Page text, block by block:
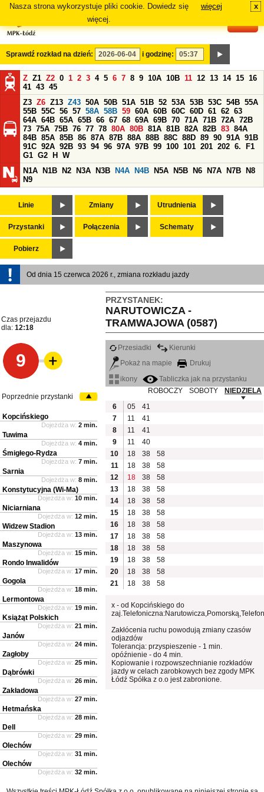
Nasza strona wykorzystuje pliki cookie. Dowiedz się
więcej.
więcej x
Sprawdź rozkład na dzień: i godzinę:
Z Z1 Z2 0 1 2 3 4 5 6 7 8 9 10A 10B 11 12 13 14 15 16
41 43 45
Z3 Z6 Z13 Z43 50A 50B 51A 51B 52 53A 53B 53C 54B 55A
55B 55C 56 57 58A 58B 59 60A 60B 60C 60D 61 62 63
64A 64B 65A 65B 66 67 68 69A 69B 70 71A 71B 72A 72B
73 75A 75B 76 77 78 80A 80B 81A 81B 82A 82B 83 84A
84B 85A 85B 86 87A 87B 88A 88B 88C 88D 89 90 91A 91B
91C 92A 92B 93 94 96 97A 97B 99 100 101 201 202 6.
F1
G1 G2 H
W
N1A
N1B N2 N3A N3B N4A N4B N5A N5B N6 N7A N7B
N8
N9
Linie Zmiany Utrudnienia
Przystanki Połączenia Schematy
Pobierz
Od dnia 15 czerwca 2026 r., zmiana rozkładu jazdy
PRZYSTANEK:
NARUTOWICZA -
TRAMWAJOWA (0587)
Czas przejazdu
dla: 12:18
9
Przesiadki
Kierunki
Pokaż na mapie
Drukuj
ikony
Tabliczka jak na przystanku
ROBOCZY
SOBOTY
NIEDZIELA
6
05
41
7
11
41
8
11
41
9
11
40
10
18 38
58
11
18 38
58
12
18 38
58
13
18 38
58
14
18 38
58
15
18 38
58
16
18 38
58
17
18 38
58
18
18 38
58
19
18 38
58
20
18 38
58
21
18 38 58
x - od Kopcińskiego do
Zakłócenia ruchu powodują zmiany czasów
odjazdów
Tolerancja: przyspieszenie - 1 min.
opóźnienie - do 4 min.
Kopiowanie i rozpowszechnianie rozkładów
jazdy w celach zarobkowych bez zgody MPK
Łódź Spółka z o.o jest zabronione.
Poprzednie przystanki
Kopcińskiego
Dojeżdża w: 2 min.
Tuwima
Dojeżdża w: 4 min.
Śmigłego-Rydza
Dojeżdża w: 7 min.
Sarnia
Dojeżdża w: 8 min.
Konstytucyjna (Wi-Ma)
Dojeżdża w: 10 min.
Niciarniana
Dojeżdża w: 12 min.
Widzew Stadion
Dojeżdża w: 13 min.
Maszynowa
Dojeżdża w: 15 min.
Rondo Inwalidów
Dojeżdża w: 17 min.
Gogola
Dojeżdża w: 18 min.
Lermontowa
Dojeżdża w: 19 min.
Książąt Polskich
Dojeżdża w: 21 min.
Janów
Dojeżdża w: 24 min.
Zagłoby
Dojeżdża w: 25 min.
Dąbrówki
Dojeżdża w: 26 min.
Zakładowa
Dojeżdża w: 27 min.
Hetmańska
Dojeżdża w: 28 min.
Dell
Dojeżdża w: 29 min.
Olechów
Dojeżdża w: 31 min.
Olechów
Dojeżdża w: 32 min.